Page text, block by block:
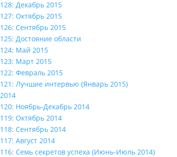
128: Декабрь 2015
127: Октябрь 2015
126: Сентябрь 2015
125: Достояние области
124: Май 2015
123: Март 2015
122: Февраль 2015
121: Лучшие интервью (Январь 2015)
2014
120: Ноябрь-Декабрь 2014
119: Октябрь 2014
118: Сентябрь 2014
117: Август 2014
116: Семь секретов успеха (Июнь-Июль 2014)